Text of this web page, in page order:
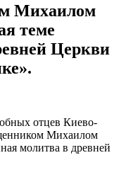
Михаилом
теме
Церкви
отцев Киево-
Михаилом
молитва в древней